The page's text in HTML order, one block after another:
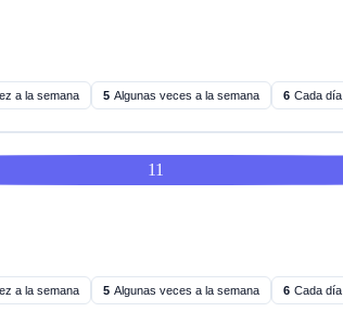
a la semana 5 Algunas veces a la semana 6 Cada día
11
a la semana 5 Algunas veces a la semana 6 Cada día